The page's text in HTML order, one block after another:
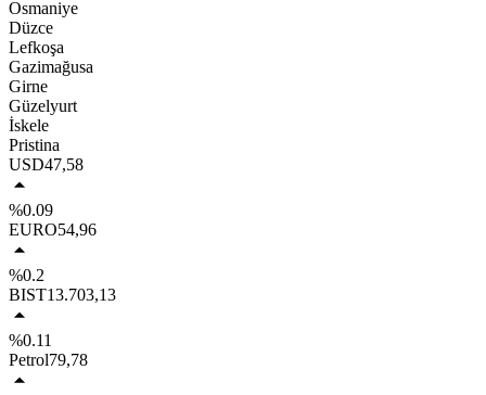
Osmaniye
Düzce
Lefkoşa
Gazimağusa
Girne
Güzelyurt
İskele
Pristina
USD47,58
%0.09
EURO54,96
%0.2
BIST13.703,13
%0.11
Petrol79,78